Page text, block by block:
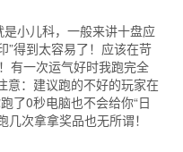
小儿科，一般来讲十盘应
”得到太容易了！应该在苛
有一次运气好时我跑完全
意：建议跑的不好的玩家在
了0秒电脑也不会给你“日
次拿拿奖品也无所谓！